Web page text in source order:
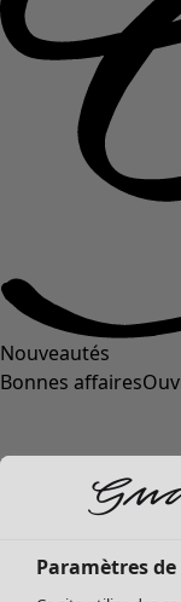
Nouveautés
Bonnes affaires
Paramètres